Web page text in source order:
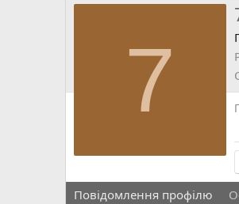
7
Повідомлення профілю